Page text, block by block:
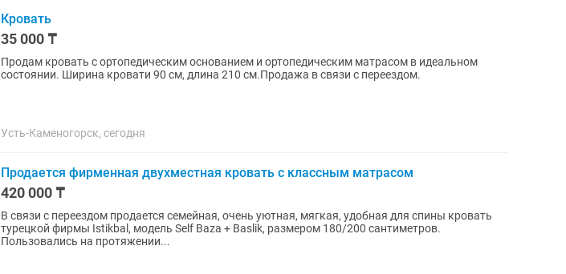
Кровать
35 000 ₸
Продам кровать с ортопедическим основанием и ортопедическим матрасом в идеальном
состоянии. Ширина кровати 90 см, длина 210 см.Продажа в связи с переездом.
Усть-Каменогорск, сегодня
Продается фирменная двухместная кровать с классным матрасом
420 000 ₸
В связи с переездом продается семейная, очень уютная, мягкая, удобная для спины кровать
турецкой фирмы Istikbal, модель Self Baza + Baslik, размером 180/200 сантиметров.
Пользовались на протяжении...